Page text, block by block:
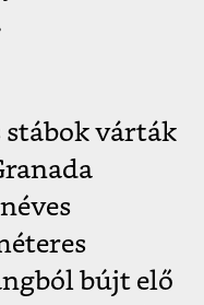
stábok várták
bújt elő